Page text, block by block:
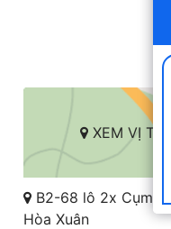
XEM VỊ TRÍ
B2-68 lô 2x Cụm
Hòa Xuân